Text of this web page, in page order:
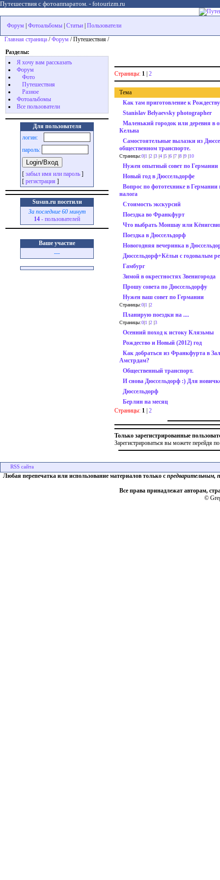
Путешествия с фотоаппаратом. - fotourizm.ru
Форум Фотоальбомы Статьи Пользователи
Главная страница /Форум / Путешествия /
Разделы:
Я хочу вам рассказать
Форум
Фото
Путешествия
Разное
Фотоальбомы
Все пользователи
Для пользователя
логин:
пароль:
[ забыл имя или пароль ]
[ регистрация ]
Susun.ru посетили
За последние 60 минут
14 - пользователей
Ваше участие
---
Страницы: 1 2
Тема
Как там приготовление к
Stanislav Belyaevsky photographer
Маленький городок или деревня в
Кельна
Самостоятельные вылазки из
общественном транспорте.
Страницы:0|1 |2 |3 |4 |5 |6 |7 |8 |9 |10
Нужен опытный совет по Германии
Новый год в Дюссельдорфе
Вопрос по фототехнике в Германии
налога
Стоимость экскурсий
Поездка во Франкфурт
Что выбрать Моншау или
Поездка в Дюссельдорф
Новогодняя вечеринка в
Дюссельдорф+Кёльн с годовалым
Гамбург
Зимой в окрестностях Звенигорода
Прошу совета по Дюссельдорфу
Нужен ваш совет по Германии
Страницы:0|1 |2
Планирую поездки на ....
Страницы:0|1 |2 |3
Осенний поход к истоку Клязьмы
Рождество и Новый (2012) год
Как добраться из Франкфурта в
Амстрдам?
Общественный транспорт.
И снова Дюссельдорф :) Для
Дюссельдорф
Берлин на месяц
Страницы: 1 2
Только зарегистрированные
Зарегистрироваться вы можете перейдя
Любая перепечатка или использование материалов только с предварительным,
Все права принадлежат авторам,
©